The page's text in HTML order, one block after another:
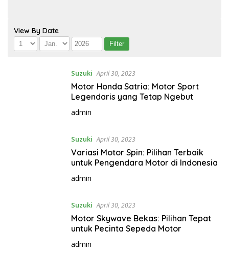
View By Date
Suzuki April 30, 2023
Motor Honda Satria: Motor Sport
Legendaris yang Tetap Ngebut
admin
Suzuki April 30, 2023
Variasi Motor Spin: Pilihan Terbaik
untuk Pengendara Motor di Indonesia
admin
Suzuki April 30, 2023
Motor Skywave Bekas: Pilihan Tepat
untuk Pecinta Sepeda Motor
admin